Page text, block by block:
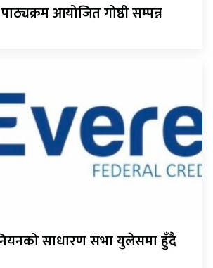
आयोजित गोष्ठी सम्पन्न
साधारण सभा युलेसमा हुँदै